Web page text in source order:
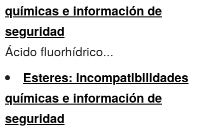
químicas e información de
seguridad
Ácido fluorhídrico...
Esteres: incompatibilidades
químicas e información de
seguridad